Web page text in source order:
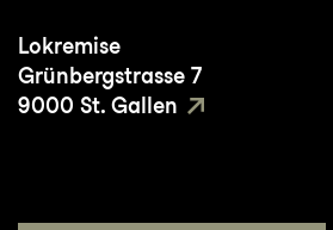
Lokremise
Grünbergstrasse 7
9000 St. Gallen